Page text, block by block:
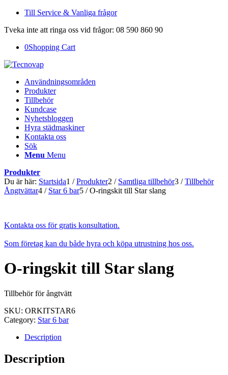
Till Service & Vanliga frågor
Tveka inte att ringa oss vid frågor: 08 590 860 90
0Shopping Cart
Användningsområden
Produkter
Tillbehör
Kundcase
Nyhetsbloggen
Hyra städmaskiner
Kontakta oss
Sök
Menu Menu
Produkter
Du är här: Startsida1 / Produkter2 / Samtliga tillbehör3 / Tillbehör
Ångtvättar4 / Star 6 bar5 / O-ringskit till Star slang
Kontakta oss för gratis konsultation.
Som företag kan du både hyra och köpa utrustning hos oss.
O-ringskit till Star slang
Tillbehör för ångtvätt
SKU: ORKITSTAR6
Category: Star 6 bar
Description
Description